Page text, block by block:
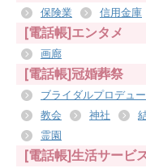
保険業 信用金庫
[電話帳]エンタメ
画廊
[電話帳]冠婚葬祭
ブライダルプロデュ
教会
神社
霊園
[電話帳]生活サービ